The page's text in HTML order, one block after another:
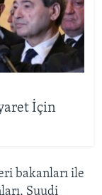
İçin
bakanları ile
Suudi